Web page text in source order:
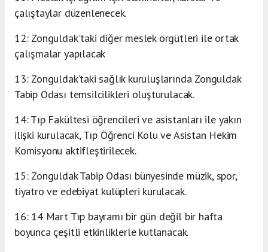
çalıştaylar düzenlenecek.
12: Zonguldak'taki diğer meslek örgütleri ile ortak
çalışmalar yapılacak
13: Zonguldak’taki sağlık kuruluşlarında Zonguldak
Tabip Odası temsilcilikleri oluşturulacak.
14: Tıp Fakültesi öğrencileri ve asistanları ile yakın
ilişki kurulacak, Tıp Öğrenci Kolu ve Asistan Hekim
Komisyonu aktifleştirilecek.
15: Zonguldak Tabip Odası bünyesinde müzik, spor,
tiyatro ve edebiyat kulüpleri kurulacak.
16: 14 Mart Tıp bayramı bir gün değil bir hafta
boyunca çeşitli etkinliklerle kutlanacak.